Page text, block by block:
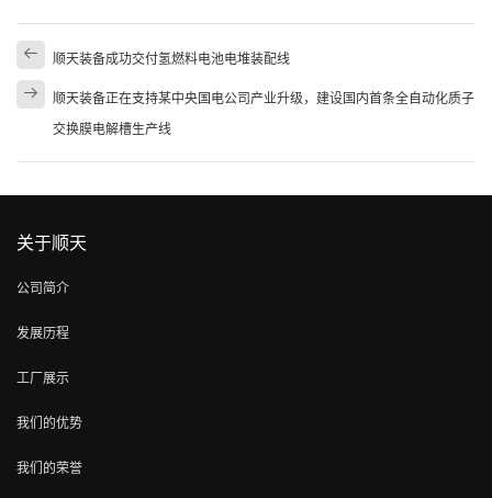
顺天装备成功交付氢燃料电池电堆装配线
顺天装备正在支持某中央国电公司产业升级，建设国内首条全自动化质子
交换膜电解槽生产线
关于顺天
公司简介
发展历程
工厂展示
我们的优势
我们的荣誉